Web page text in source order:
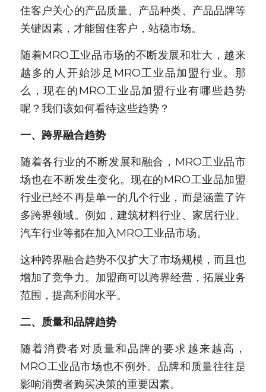
住客户关心的产品质量、产品种类、产品品牌等
关键因素，才能留住客户，站稳市场。
随着MRO工业品市场的不断发展和壮大，越来
越多的人开始涉足MRO工业品加盟行业。那
么，现在的MRO工业品加盟行业有哪些趋势
呢？我们该如何看待这些趋势？
一、跨界融合趋势
随着各行业的不断发展和融合，MRO工业品市
场也在不断发生变化。现在的MRO工业品加盟
行业已经不再是单一的几个行业，而是涵盖了许
多跨界领域。例如，建筑材料行业、家居行业、
汽车行业等都在加入MRO工业品市场。
这种跨界融合趋势不仅扩大了市场规模，而且也
增加了竞争力。加盟商可以跨界经营，拓展业务
范围，提高利润水平。
二、质量和品牌趋势
随着消费者对质量和品牌的要求越来越高，
MRO工业品市场也不例外。品牌和质量往往是
影响消费者购买决策的重要因素。